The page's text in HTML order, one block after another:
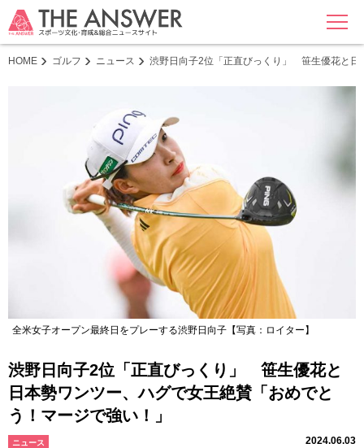
MENU
HOME ゴルフ ニュース 渋野日向子2位「正直びっくり」 笹生優花と日
全米女子オープン最終日をプレーする渋野日向子【写真：ロイター】
渋野日向子2位「正直びっくり」 笹生優花と
日本勢ワンツー、ハグで女王絶賛「おめでと
う！マージで強い！」
ニュース 2024.06.03